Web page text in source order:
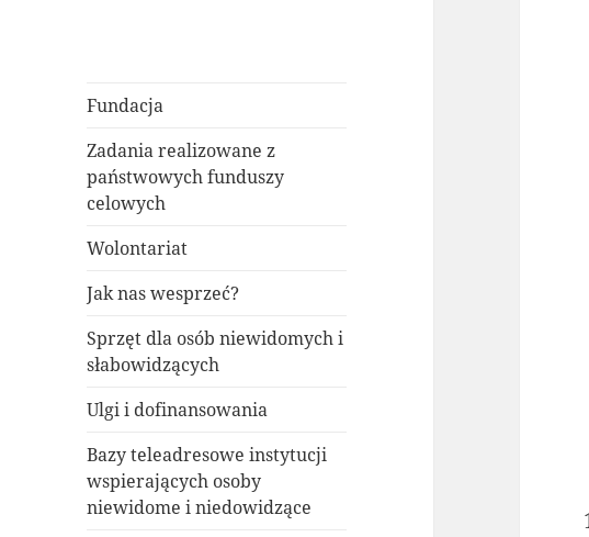
Fundacja
Zadania realizowane z
państwowych funduszy
celowych
Wolontariat
Jak nas wesprzeć?
Sprzęt dla osób niewidomych i
słabowidzących
Ulgi i dofinansowania
Bazy teleadresowe instytucji
wspierających osoby
niewidome i niedowidzące